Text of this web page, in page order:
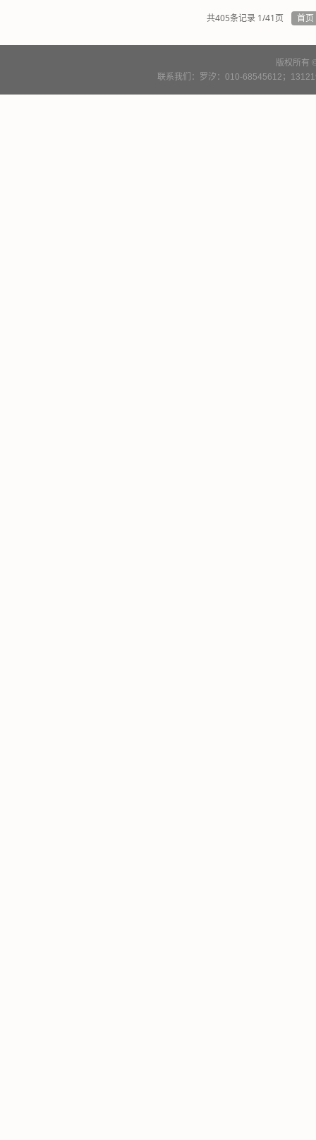
共405条记录 1/41页 首页
版权所有
联系我们：罗汐：010-68545612；